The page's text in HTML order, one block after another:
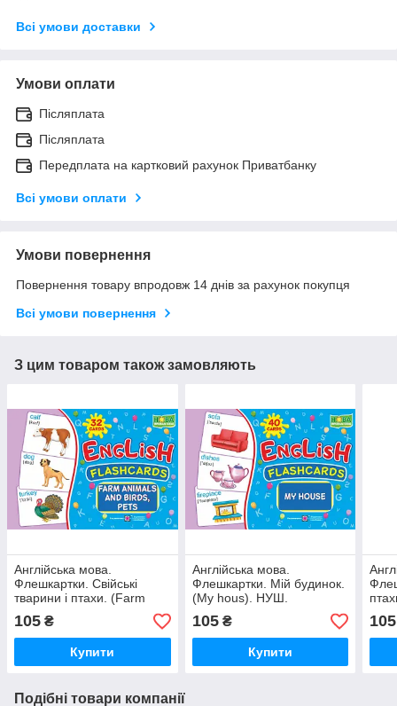
Всі умови доставки
Умови оплати
Післяплата
Післяплата
Передплата на картковий рахунок Приватбанку
Всі умови оплати
Умови повернення
Повернення товару впродовж 14 днів за рахунок покупця
Всі умови повернення
З цим товаром також замовляють
Англійська мова.
Флешкартки. Свійські
тварини і птахи. (Farm
animals, birds and pets).
НУШ.
105 ₴
Купити
Англійська мова.
Флешкартки. Мій будинок.
(My hous). НУШ.
105₴
Купити
105
Подібні товари компанії